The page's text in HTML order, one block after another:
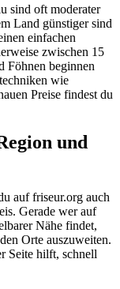
sind oft moderater
Land günstiger sind
einfachen
zwischen 15
Föhnen beginnen
wie
Preise findest du
und
auf friseur.org auch
Gerade wer auf
Nähe findet,
Orte auszuweiten.
Seite hilft, schnell